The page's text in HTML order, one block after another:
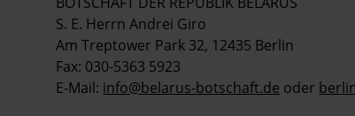
S. E. Herrn Andrei Giro
Am Treptower Park 32, 12435 Berlin
Fax: 030-5363 5923
E-Mail: info@belarus-botschaft.de oder